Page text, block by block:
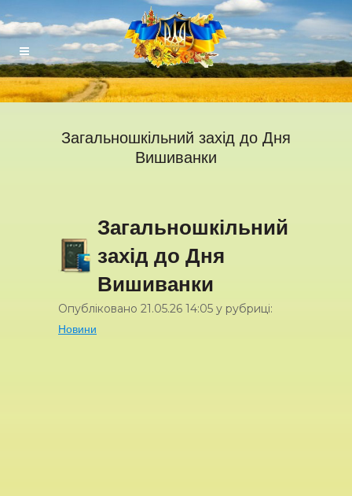
Загальношкільний захід до Дня
Вишиванки
Загальношкільний
захід до Дня
Вишиванки
Опубліковано 21.05.26 14:05 у рубриці:
Новини